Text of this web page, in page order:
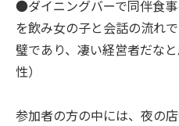
●ダイニングバーで同伴食
を飲み女の子と会話の流れ
璧であり、凄い経営者だな
性）
参加者の方の中には、夜の